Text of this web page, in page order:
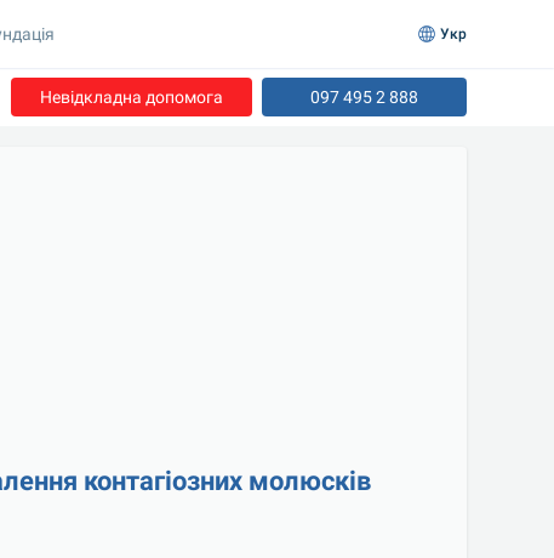
Невідкладна допомога 097 495 2 888
контагіозних молюсків
Укр